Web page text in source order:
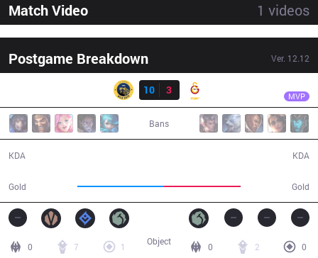
Match Video 1 videos
Postgame Breakdown Ver. 12.12
10
3 MVP
Bans
KDA
Gold Gold
KDA
0 7
1
0 2
0
Object